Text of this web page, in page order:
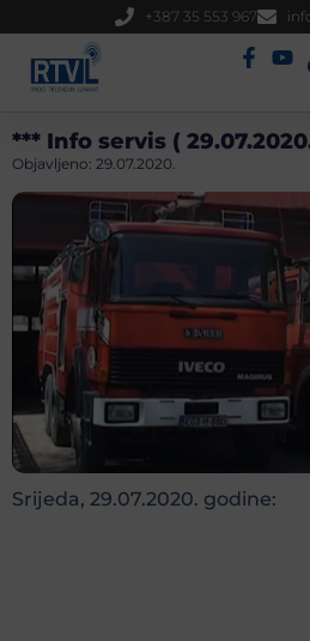
+387 35 553 967
*** Info servis (
Objavljeno: 29.07.2020.
Srijeda, 29.07.2020. godine: